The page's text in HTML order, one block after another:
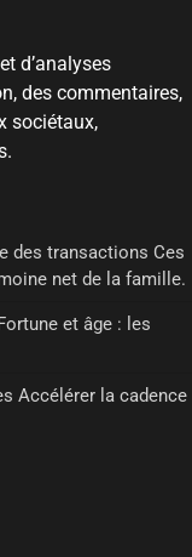
d’analyses
des commentaires,
sociétaux,
des transactions Ces
net de la famille.
et âge : les
Accélérer la cadence